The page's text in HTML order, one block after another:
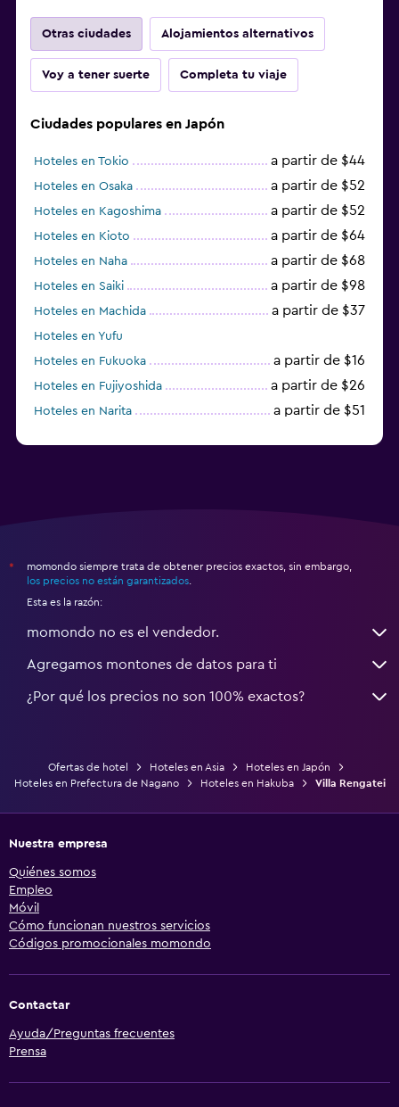
Otras ciudades Alojamientos alternativos
Voy a tener suerte Completa tu viaje
Ciudades populares en Japón
Hoteles en Tokio a partir de $44
Hoteles en Osaka a partir de $52
Hoteles en Kagoshima a partir de $52
Hoteles en Kioto a partir de $64
Hoteles en Naha a partir de $68
Hoteles en Saiki a partir de $98
Hoteles en Machida a partir de $37
Hoteles en Yufu
Hoteles en Fukuoka
a partir de $16
Hoteles en Fujiyoshida a partir de $26
Hoteles en Narita a partir de $51
*
momondo siempre trata de obtener precios exactos, sin embargo,
los precios no están garantizados
Esta es la razón:
momondo no es el vendedor.
Agregamos montones de datos para ti
¿Por qué los precios no son 100% exactos?
Ofertas de hotel Hoteles en Asia
Hoteles en Japón
Hoteles en Prefectura de Nagano
Hoteles en Hakuba Villa Rengatei
Nuestra empresa
Quiénes somos
Empleo
Móvil
Cómo funcionan nuestros servicios
Códigos promocionales momondo
Contactar
Ayuda/Preguntas frecuentes
Prensa